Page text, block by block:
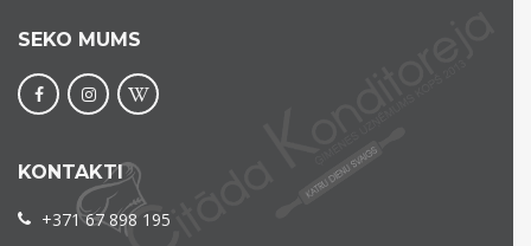
SEKO MUMS
KONTAKTI
+371 67 898 195